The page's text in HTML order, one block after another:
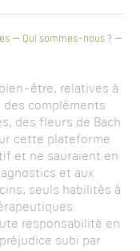
– Qui sommes-nous ? –
être, relatives à
des compléments
des fleurs de Bach
cette plateforme
et ne sauraient en
et aux
seuls habilités à
responsabilité en
subi par